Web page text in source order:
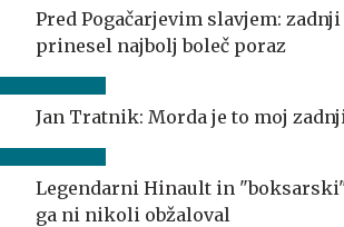
Pred Pogačarjevim slavjem:
prinesel najbolj boleč poraz
Jan Tratnik: Morda je to moj
Legendarni Hinault in
ga ni nikoli obžaloval